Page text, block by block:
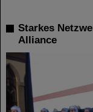
Starkes
Alliance